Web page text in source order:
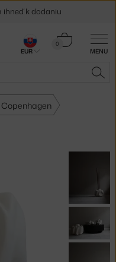
MENU
0
Košík
Copenhagen
ihneď k dodaniu
EUR